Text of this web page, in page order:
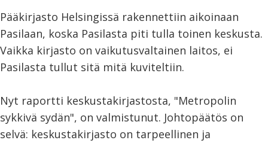
Pääkirjasto Helsingissä rakennettiin aikoinaan
Pasilaan, koska Pasilasta piti tulla toinen keskusta.
Vaikka kirjasto on vaikutusvaltainen laitos, ei
Pasilasta tullut sitä mitä kuviteltiin.
Nyt raportti keskustakirjastosta, "Metropolin
sykkivä sydän", on valmistunut. Johtopäätös on
selvä: keskustakirjasto on tarpeellinen ja